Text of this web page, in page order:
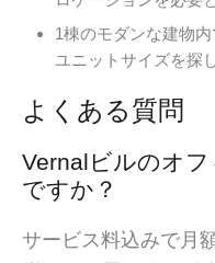
1棟のモダンな建物
ユニットサイズを探
よくある質問
Vernalビルのオ
ですか？
サービス料込みで月